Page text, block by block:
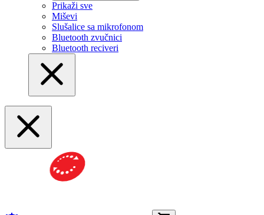
Prikaži svе
Miševi
Slušalice sa mikrofonom
Bluetooth zvučnici
Bluetooth reciveri